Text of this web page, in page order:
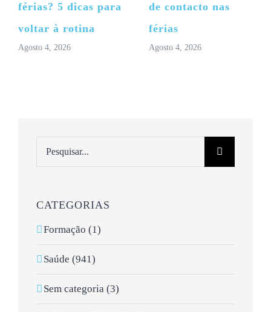
férias? 5 dicas para
voltar à rotina
Agosto 4, 2026
de contacto nas
férias
Agosto 4, 2026
CATEGORIAS
Formação (1)
Saúde (941)
Sem categoria (3)